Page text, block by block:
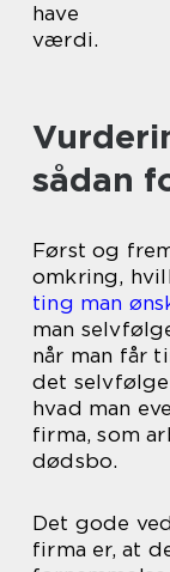
have
værdi.
sådan
Først og
omkring,
ting man
man
når man får
det
hvad man
firma, som
dødsbo.
Det gode
firma er, at